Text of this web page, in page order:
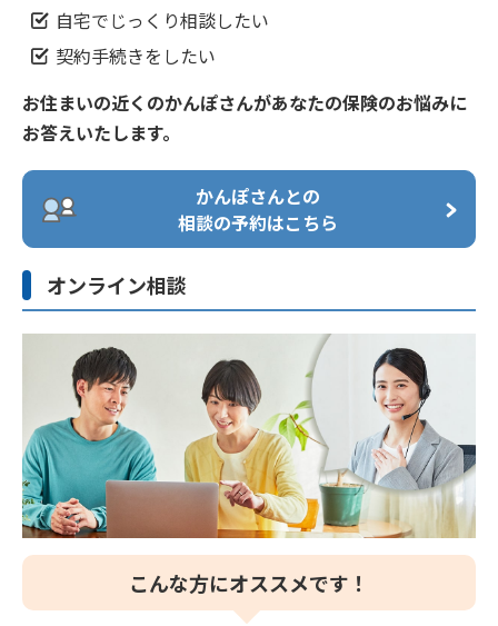
スクロールできます
契約の状態によってはお手続きできない場合がございます。
マイページでお手続きの方
マイページでお手続きの方
マイページでお問い合わせの方
保険金請求Webサービスでお手続きの方
スクロールできます
契約の状態によってはお手続きできない場合がございます。
お手続きの受付時間には制限があります。
マイページでお手続きの方
マイページでお問い合わせの方
知りたいことをキーワードで検索します。
解決しなかった場合は、「解決しなかったので相談し
たい」をタップ。
「コミュニケーターにチャットで質問する」→「は
ご質問を入力します。
受付時間
平日 9：00～21：00／土日休日 9：00～17：00
（1月1日から3日を除く）
番号 ご用件
1
入院・手術保険金、満期保険金、生存保険金
など各種保険金のご請求や年金のお受取り
ご契約内容の確認やご登録内容の変更、貸
付、解約、保険料払込状況の確認
ご高齢のお客さま専用コールセンター（通話
無料）
手話通訳サービス
手話通訳サービス
個人情報保護のため、個別のご契約に関するお問い合わせは契約
者等ご本人さまからのご連絡をお願いいたします。
かんぽコールセンターにお問い合わせ頂いたご相談のうち、お客
さまのご契約内容やお手続きに関する詳細なご質問には、お客さ
ま相談室からお答えしています。
応対品質向上のため、お客さまとの通話は録音を行っておりま
す。また、ショートメッセージによるアンケートをお送りする場
合がございます。あらかじめご了承ください。
自宅でじっくり相談したい
契約手続きをしたい
お住まいの近くのかんぽさんがあなたの保険のお悩みに
お答えいたします。
かんぽさんとの
相談の予約はこちら
オンライン相談
こんな方にオススメです！